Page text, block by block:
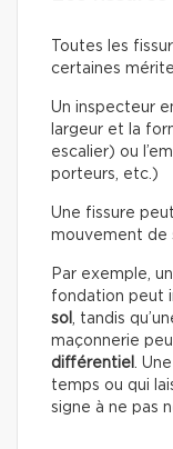
Toutes les
certaines
Un inspecteur
largeur et la
escalier) ou
porteurs, etc.)
Une fissure
mouvement de
Par exemple,
fondation peut
sol , tandis
maçonnerie
différentiel .
temps ou qui
signe à ne pas